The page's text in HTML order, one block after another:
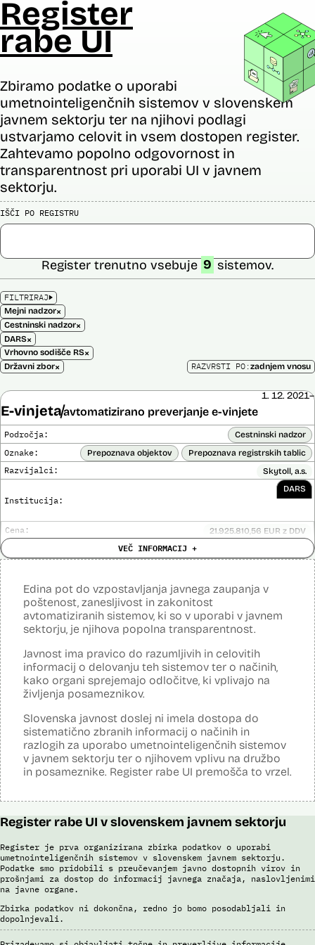
Register
rabe UI
Zbiramo podatke o uporabi
umetnointeligenčnih sistemov v slovenskem
javnem sektorju ter na njihovi podlagi
ustvarjamo celovit in vsem dostopen register.
Zahtevamo popolno odgovornost in
transparentnost pri uporabi UI v javnem
sektorju.
IŠČI PO REGISTRU
FILTRIRAJ
Mejni nadzor×
Cestninski nadzor×
DARS×
Vrhovno sodišče RS×
Državni zbor×
Register trenutno vsebuje 9 sistemov.
RAZVRSTI PO:zadnjem vnosu
E-vinjetaavtomatizirano preverjanje e-vinjete
1. 12. 2021–
Področja: Cestninski nadzor
Oznake: Prepoznava objektov Prepoznava registrskih tablic
Razvijalci: Skytoll, a.s.
Institucija:
DARS
Cena: 21.925.810,56 EUR z DDV
Analiza učinka na človekove pravice
opravljena:
Posodobljeno: 3. december 2024
E-vinjeta je sistem plačevanja cestnine za vožnjo po slovenskih
avtocestah z uporabo e-naslova in registrske številke vozila in
nadzora. Za izvajanje cestninskega nadzora upravljavec cest preko
cestninskega nadzora preverja, ali so potniki kupili e-vinjeto. Sistem
samodejno v realnem času prepoznava registrske tablice, države
registracije vozila, barve, znamke, modele in modelna leta, cestninski
razred in vrste vozil. Prepoznava poteka s pomočjo
umetnointeligenčnih sistemov optične prepoznave na podlagi
Viri:
Dosje javnega naročila
Odgovor na zahtevek za informacije javnega značaja
Pogodba za izdelavo sistema E-vinjeta
Potek procesa nadzora E-vinjet
VEČ INFORMACIJ +
Edina pot do vzpostavljanja javnega zaupanja v
poštenost, zanesljivost in zakonitost
avtomatiziranih sistemov, ki so v uporabi v javnem
sektorju, je njihova popolna transparentnost.
Javnost ima pravico do razumljivih in celovitih
informacij o delovanju teh sistemov ter o načinih,
kako organi sprejemajo odločitve, ki vplivajo na
življenja posameznikov.
Slovenska javnost doslej ni imela dostopa do
sistematično zbranih informacij o načinih in
razlogih za uporabo umetnointeligenčnih sistemov
v javnem sektorju ter o njihovem vplivu na družbo
in posameznike. Register rabe UI premošča to vrzel.
Register rabe UI v slovenskem javnem sektorju
Register je prva organizirana zbirka podatkov o uporabi
umetnointeligenčnih sistemov v slovenskem javnem sektorju.
Podatke smo pridobili s preučevanjem javno dostopnih virov in
prošnjami za dostop do informacij javnega značaja, naslovljenimi
na javne organe.
Zbirka podatkov ni dokončna, redno jo bomo posodabljali in
dopolnjevali.